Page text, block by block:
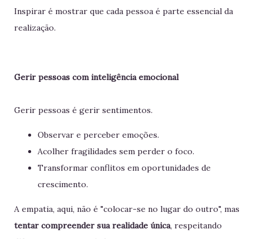
Inspirar é mostrar que cada pessoa é parte essencial da
realização.
Gerir pessoas com inteligência emocional
Gerir pessoas é gerir sentimentos.
Observar e perceber emoções.
Acolher fragilidades sem perder o foco.
Transformar conflitos em oportunidades de
crescimento.
A empatia, aqui, não é "colocar-se no lugar do outro", mas
tentar compreender sua realidade única, respeitando